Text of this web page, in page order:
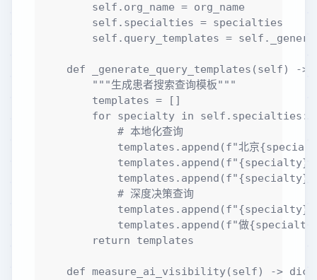
        self.org_name = org_name
        self.specialties = specialties
self.query_templates =
def _generate_query_templates(self) ->
        """生成患者搜索查询模板"""
        templates = []
        for specialty in self.specialties:
            # 本地化查询
templates.append(f"北京
templates.append(f"{specialty}
templates.append(f"{specialty}治
            # 深度决策查询
templates.append(f"{specialty}保
templates.append(f"做{specialty}
        return templates
def measure_ai_visibility(self) ->